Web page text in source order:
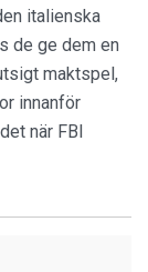
italienska
de ge dem en
maktspel,
innanför
när FBI